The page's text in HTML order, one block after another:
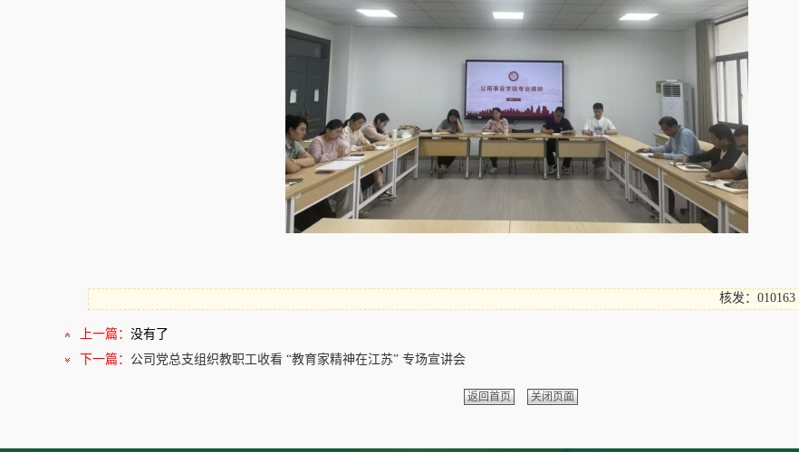
核发：010163
上一篇： 没有了
下一篇： 公司党总支组织教职工收看 “教育家精神在江苏” 专场宣讲会
返回首页 关闭页面